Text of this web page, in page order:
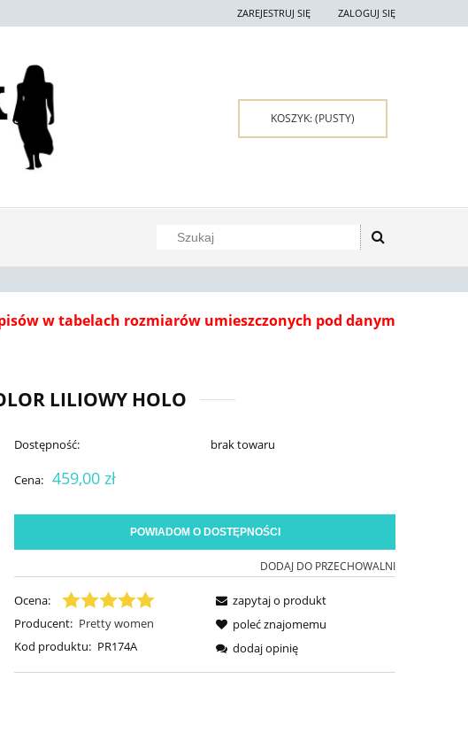
ZAREJESTRUJ SIĘ ZALOGUJ SIĘ
KOSZYK:(PUSTY)
w tabelach rozmiarów umieszczonych pod danym
LILIOWY HOLO
Dostępność: brak towaru
Cena: 459,00 zł
POWIADOM O DOSTĘPNOŚCI
DODAJ DO PRZECHOWALNI
Ocena:
Producent: Pretty women
Kod produktu: PR174A
zapytaj o produkt
poleć znajomemu
dodaj opinię